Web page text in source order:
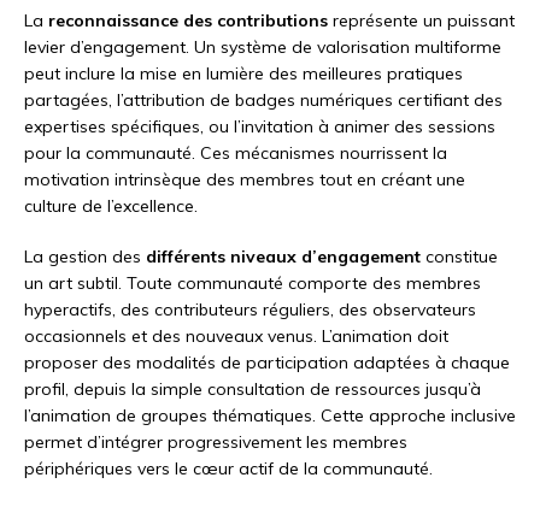
La reconnaissance des contributions représente un puissant
levier d’engagement. Un système de valorisation multiforme
peut inclure la mise en lumière des meilleures pratiques
partagées, l’attribution de badges numériques certifiant des
expertises spécifiques, ou l’invitation à animer des sessions
pour la communauté. Ces mécanismes nourrissent la
motivation intrinsèque des membres tout en créant une
culture de l’excellence.
La gestion des différents niveaux d’engagement constitue
un art subtil. Toute communauté comporte des membres
hyperactifs, des contributeurs réguliers, des observateurs
occasionnels et des nouveaux venus. L’animation doit
proposer des modalités de participation adaptées à chaque
profil, depuis la simple consultation de ressources jusqu’à
l’animation de groupes thématiques. Cette approche inclusive
permet d’intégrer progressivement les membres
périphériques vers le cœur actif de la communauté.